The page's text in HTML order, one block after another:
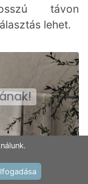
távon
lehet.